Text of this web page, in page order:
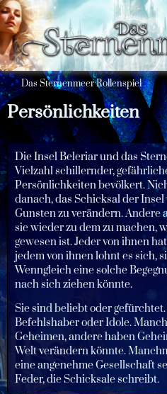
Das Sternenmeer Rollenspiel
Persönlichkeiten
Die Insel Beleriar und das
Vielzahl schillernder,
Persönlichkeiten bevölkert.
danach, das Schicksal der
Gunsten zu verändern.
sie wieder zu dem zu machen,
gewesen ist. Jeder von ihnen
jedem von ihnen lohnt es sich,
Wenngleich eine solche
nach sich ziehen könnte.
Sie sind beliebt oder
Befehlshaber oder Idole.
Geheimen, andere haben
Welt verändern könnte.
eine angenehme Gesellschaft
Feder, die Schicksale schreibt.